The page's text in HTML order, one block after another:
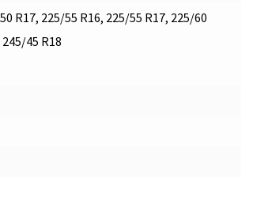
R17, 225/55 R16, 225/55 R17, 225/60
45 R18